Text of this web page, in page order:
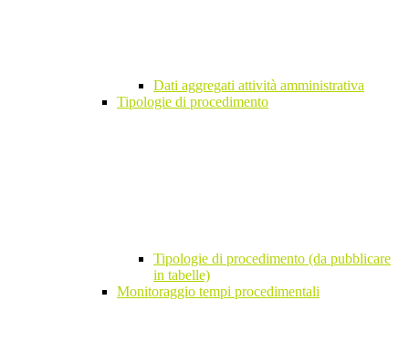
Dati aggregati attività amministrativa
Tipologie di procedimento
Tipologie di procedimento (da pubblicare
in tabelle)
Monitoraggio tempi procedimentali